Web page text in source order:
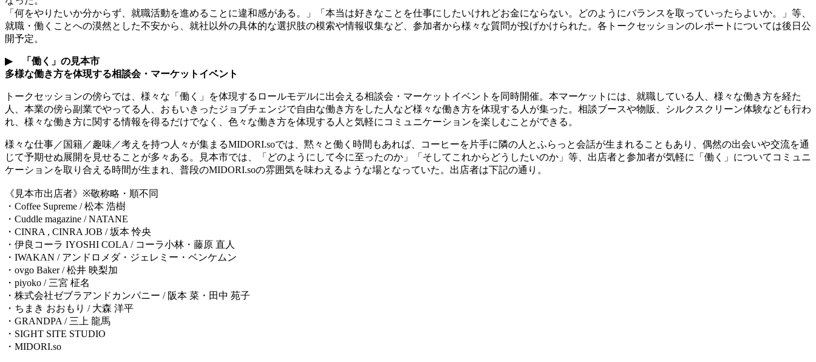
「何をやりたいか分からず、就職活動を進めることに違和感がある。」「本当は好きなことを仕事にしたいけれどお金にならない。どのようにバランスを取っていったらよいか。」等、
就職・働くことへの漠然とした不安から、就社以外の具体的な選択肢の模索や情報収集など、参加者から様々な質問が投げかけられた。各トークセッションのレポートについては後日公
開予定。
▶︎「働く」の見本市
多様な働き方を体現する相談会・マーケットイベント
トークセッションの傍らでは、様々な「働く」を体現するロールモデルに出会える相談会・マーケットイベントを同時開催。本マーケットには、就職している人、様々な働き方を経た
人、本業の傍ら副業でやってる人、おもいきったジョブチェンジで自由な働き方をした人など様々な働き方を体現する人が集った。相談ブースや物販、シルクスクリーン体験なども行わ
れ、様々な働き方に関する情報を得るだけでなく、色々な働き方を体現する人と気軽にコミュニケーションを楽しむことができる。
様々な仕事／国籍／趣味／考えを持つ人々が集まるMIDORI.soでは、黙々と働く時間もあれば、コーヒーを片手に隣の人とふらっと会話が生まれることもあり、偶然の出会いや交流を通
じて予期せぬ展開を見せることが多々ある。見本市では、「どのようにして今に至ったのか」「そしてこれからどうしたいのか」等、出店者と参加者が気軽に「働く」についてコミュニ
ケーションを取り合える時間が生まれ、普段のMIDORI.soの雰囲気を味わえるような場となっていた。出店者は下記の通り。
《見本市出店者》 ※敬称略・順不同
・ Coffee Supreme /松本 浩樹
・ Cuddle magazine / NATANE
・ CINRA , CINRA JOB /坂本 怜央
・伊良コーラ IYOSHI COLA / コーラ小林・藤原 直人
・ IWAKAN / アンドロメダ・ジェレミー・ベンケムン
・ ovgo Baker /松井 映梨加
・ piyoko / 三宮 柾名
・株式会社ゼブラアンドカンパニー / 阪本 菜・田中 苑子
・ちまき おおもり / 大森 洋平
・ GRANDPA / 三上 龍馬
・ SIGHT SITE STUDIO
・ MIDORI.so